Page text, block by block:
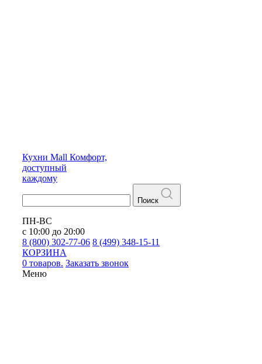
Кухни Mall Комфорт,
доступный
каждому
Поиск
ПН-ВС
с 10:00 до 20:00
8 (800) 302-77-06 8 (499) 348-15-11
КОРЗИНА
0 товаров. Заказать звонок
Меню